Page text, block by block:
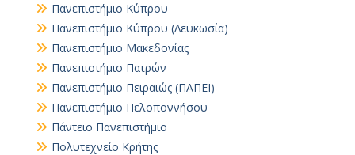
Πανεπιστήμιο Κύπρου
Πανεπιστήμιο Κύπρου (Λευκωσία)
Πανεπιστήμιο Μακεδονίας
Πανεπιστήμιο Πατρών
Πανεπιστήμιο Πειραιώς (ΠΑΠΕΙ)
Πανεπιστήμιο Πελοποννήσου
Πάντειο Πανεπιστήμιο
Πολυτεχνείο Κρήτης